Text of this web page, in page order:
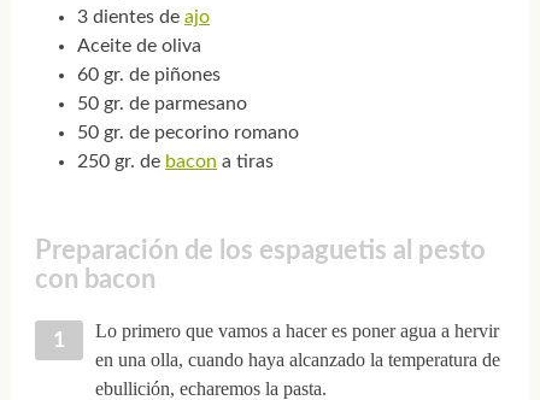
3 dientes de ajo
Aceite de oliva
60 gr. de piñones
50 gr. de parmesano
50 gr. de pecorino romano
250 gr. de bacon a tiras
Preparación de los espaguetis al pesto
con bacon
Lo primero que vamos a hacer es poner agua a hervir
en una olla, cuando haya alcanzado la temperatura de
ebullición, echaremos la pasta.